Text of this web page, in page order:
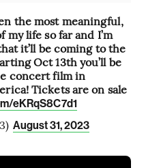
the most meaningful,
life so far and I’m
it’ll be coming to the
Oct 13th you’ll be
concert film in
Tickets are on sale
eKRqS8C7d1
August 31, 2023